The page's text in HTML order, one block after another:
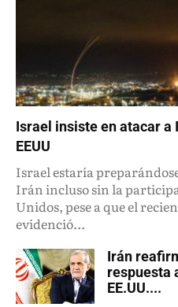
Israel insiste en atacar a
EEUU
Israel estaría
Irán incluso sin la
Unidos, pese a que el
evidenció...
Irán
respuesta
EE.UU....